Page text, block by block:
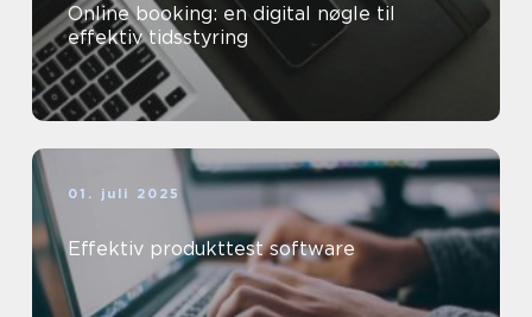
Online booking: en digital nøgle til
effektiv tidsstyring
01. juli 2025
Effektiv produkttest software